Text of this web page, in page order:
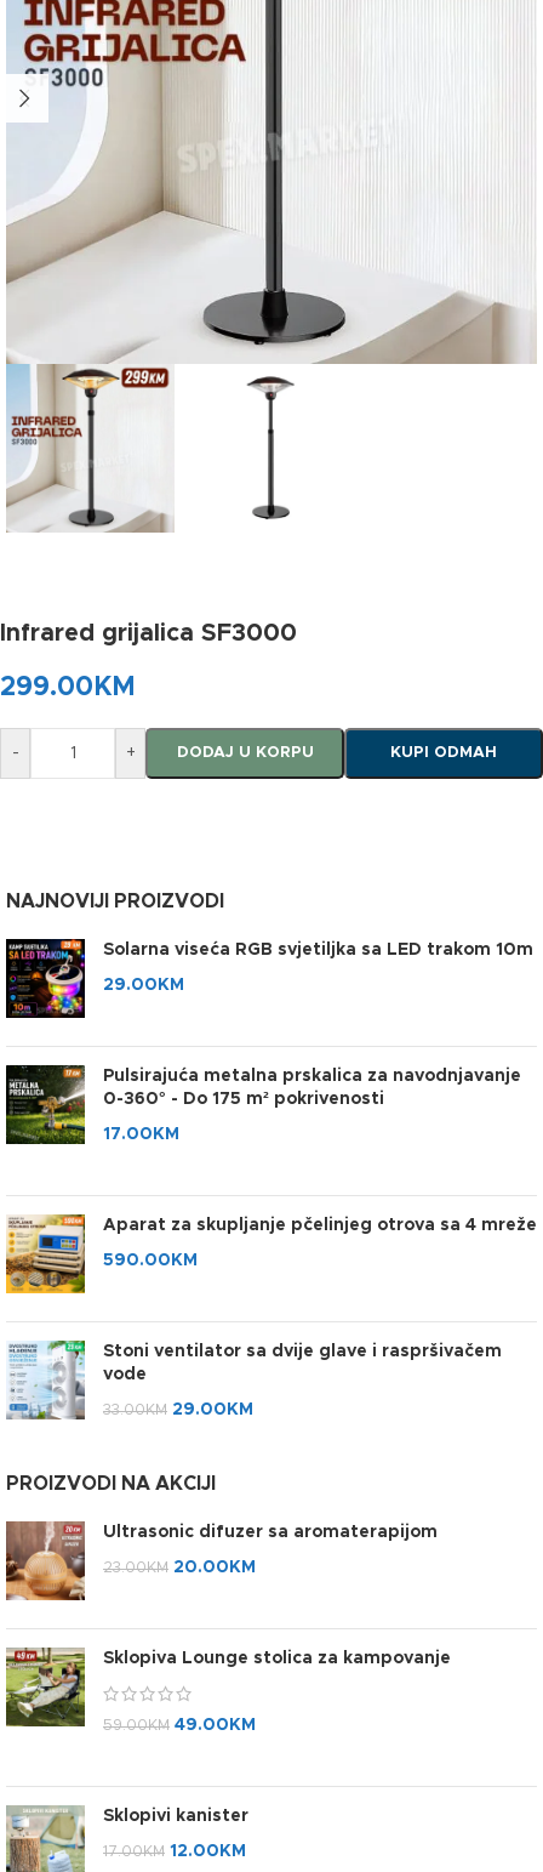
Infrared grijalica SF3000
299.00 KM
- + DODAJ U KORPU KUPI ODMAH
NAJNOVIJI PROIZVODI
Solarna viseća RGB svjetiljka sa LED trakom 10m
29.00 KM
Pulsirajuća metalna prskalica za navodnjavanje
0-360° - Do 175 m² pokrivenosti
17.00 KM
Aparat za skupljanje pčelinjeg otrova sa 4 mreže
590.00 KM
Stoni ventilator sa dvije glave i raspršivačem
vode
33.00KM 29.00 KM
PROIZVODI NA AKCIJI
Ultrasonic difuzer sa aromaterapijom
23.00KM 20.00 KM
Sklopiva Lounge stolica za kampovanje
59.00KM 49.00 KM
Sklopivi kanister
17.00KM 12.00 KM